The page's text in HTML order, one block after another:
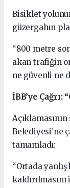
Bisiklet
güzergahın
“800 metre
akan trafiğin
ne güvenli ne
İBB’ye
Belediyesi’ne
tamamladı:
“Ortada